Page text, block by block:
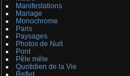
Manifestations
Mariage
Monochrome
Paris
Paysages
Photos de Nuit
Pont
Pêle mêle
Quotidien de la Vie
Reflet